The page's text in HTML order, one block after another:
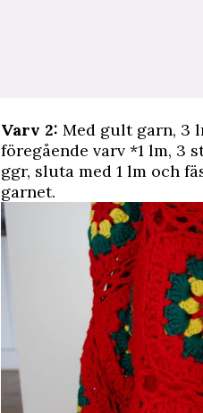
Varv 2: Med gult garn, 3
föregående varv *1 lm, 3
ggr, sluta med 1 lm och
garnet.